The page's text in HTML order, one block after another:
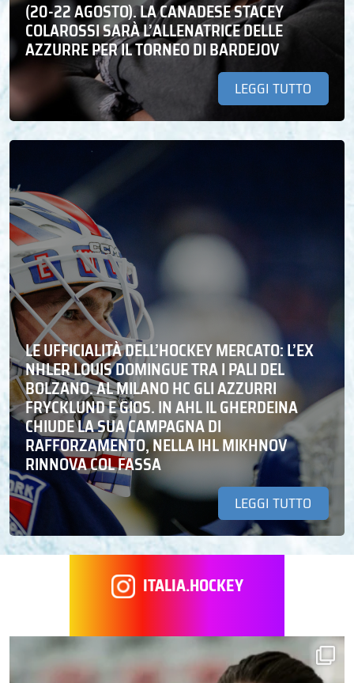
(20-22 AGOSTO). LA CANADESE STACEY
COLAROSSI SARÀ L’ALLENATRICE DELLE
AZZURRE PER IL TORNEO DI BARDEJOV
LEGGI TUTTO
LE UFFICIALITÀ DELL’HOCKEY MERCATO: L’EX
NHLER LOUIS DOMINGUE TRA I PALI DEL
BOLZANO. AL MILANO HC GLI AZZURRI
FRYCKLUND E GIOS. IN AHL IL GHERDEINA
CHIUDE LA SUA CAMPAGNA DI
RAFFORZAMENTO, NELLA IHL MIKHNOV
RINNOVA COL FASSA
LEGGI TUTTO
ITALIA.HOCKEY